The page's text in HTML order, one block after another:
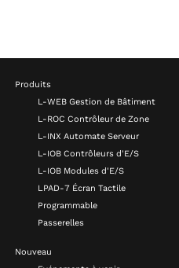
Produits
L-WEB Gestion de Bâtiment
L-ROC Contrôleur de Zone
L-INX Automate Serveur
L-IOB Contrôleurs d'E/S
L-IOB Modules d'E/S
LPAD-7 Écran Tactile
Programmable
Passerelles
Nouveau